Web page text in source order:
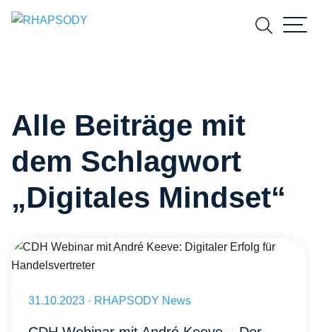
Suchen
Alle Beiträge mit
dem Schlagwort
„Digitales Mindset“
Veröffentlicht am 31.10.2023
31.10.2023 · RHAPSODY News